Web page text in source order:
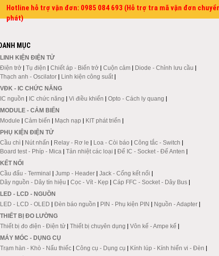
Hotline hỗ trợ vận đơn: 0985 084 693 (Hỗ trợ tra mã vận đơn
phát)
MỤC
LINH KIỆN ĐIỆN TỬ
Điện trở | Tụ điện | Chiết áp - Biến trở | Cuộn cảm | Diode - Chỉnh lưu cầu |
Thạch anh - Oscilator | Linh kiện công suất |
VĐK - IC CHỨC NĂNG
IC nguồn | IC chức năng | Vi điều khiển | Opto - Cách ly quang |
MODULE - CẢM BIẾN
Module | Cảm biến | Mạch nạp | KIT phát triển |
PHỤ KIỆN ĐIỆN TỬ
Cầu chì | Nút nhấn | Relay - Rơ le | Loa - Còi báo | Công tắc - Switch |
Board test - Phíp - Mica | Tản nhiệt các loại | Đế IC - Socket - Đế Anten |
KẾT NỐI
Cầu đấu - Terminal | Jump - Header | Jack - Cổng kết nối |
Dây nguồn - Dây tín hiệu | Cọc - Vít - Kẹp | Cáp FFC - Socket - Dây Bus |
LED - LCD - NGUỒN
LED - LCD - OLED | Đèn báo nguồn | PIN - Phụ kiện PIN | Nguồn - Adapter |
THIẾT BỊ ĐO LƯỜNG
Thiết bị đo điện - Điện tử | Thiết bị chuyên dụng | Vôn kế - Ampe kế |
MÁY MÓC - DỤNG CỤ
Trạm hàn - Khò - Nấu thiếc | Công cụ - Dụng cụ | Kính lúp - Kính hiển vi - Đèn |